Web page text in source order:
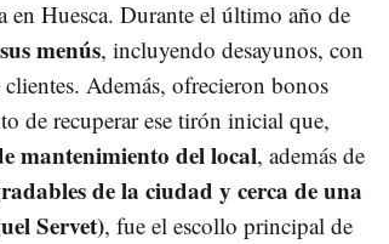
en Huesca. Durante el último año de
menús, incluyendo desayunos, con
Además, ofrecieron bonos
de recuperar ese tirón inicial que,
mantenimiento del local, además de
de la ciudad y cerca de una
Servet), fue el escollo principal de